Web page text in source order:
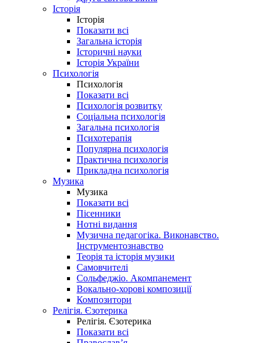
Історія
Історія
Показати всі
Загальна історія
Історичні науки
Історія України
Психологія
Психологія
Показати всі
Психологія розвитку
Соціальна психологія
Загальна психологія
Психотерапія
Популярна психологія
Практична психологія
Прикладна психологія
Музика
Музика
Показати всі
Пісенники
Нотні видання
Музична педагогіка. Виконавство.
Інструментознавство
Теорія та історія музики
Самовчителі
Сольфеджіо. Акомпанемент
Вокально-хорові композиції
Композитори
Релігія. Єзотерика
Релігія. Єзотерика
Показати всі